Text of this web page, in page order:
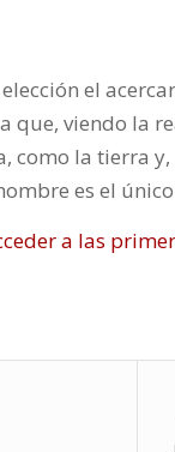
el
que, viendo la
como la tierra
es el
a las